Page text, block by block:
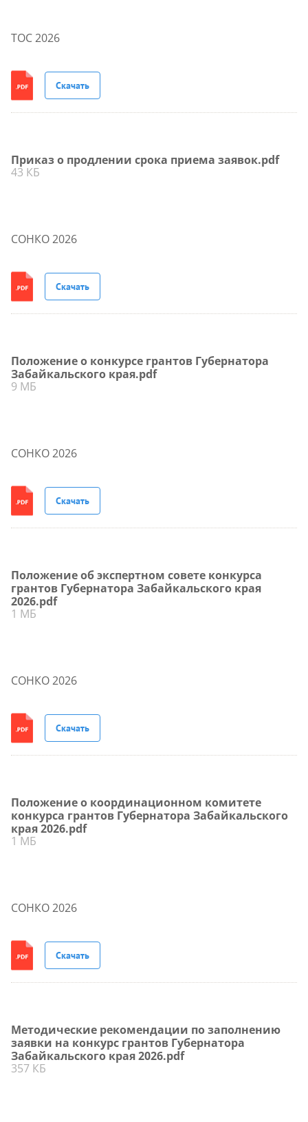
ТОС 2026
Скачать
Приказ о продлении срока приема заявок.pdf
43 КБ
СОНКО 2026
Скачать
Положение о конкурсе грантов Губернатора
Забайкальского края.pdf
9 МБ
СОНКО 2026
Скачать
Положение об экспертном совете конкурса
грантов Губернатора Забайкальского края
2026.pdf
1 МБ
СОНКО 2026
Скачать
Положение о координационном комитете
конкурса грантов Губернатора Забайкальского
края 2026.pdf
1 МБ
СОНКО 2026
Скачать
Методические рекомендации по заполнению
заявки на конкурс грантов Губернатора
Забайкальского края 2026.pdf
357 КБ